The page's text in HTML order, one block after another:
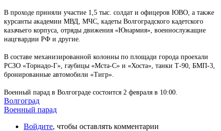
В проходе приняли участие 1,5 тыс. солдат и офицеров ЮВО, а также
курсанты академии МВД, МЧС, кадеты Волгоградского кадетского
казачьего корпуса, отряды движения «Юнармия», военнослужащие
нацгвардии РФ и другие.
В составе механизированной колонны по площади города проехали
РСЗО «Торнадо-Г», гаубицы «Мста-С» и «Хоста», танки Т-90, БМП-3,
бронированные автомобили «Тигр».
Военный парад в Волгограде состоится 2 февраля в 10:00.
Волгоград
Военный парад
Войдите, чтобы оставлять комментарии